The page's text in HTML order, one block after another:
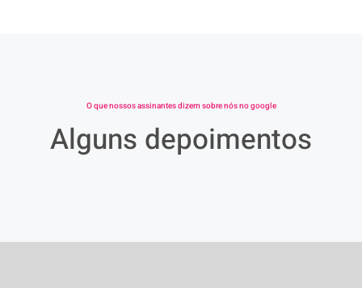
O que nossos assinantes dizem sobre nós no google
Alguns depoimentos